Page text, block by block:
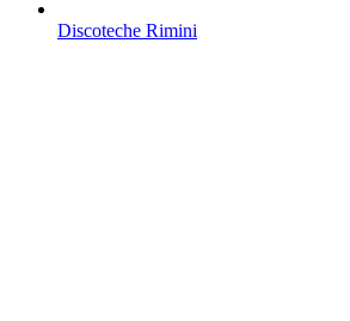
Discoteche Rimini